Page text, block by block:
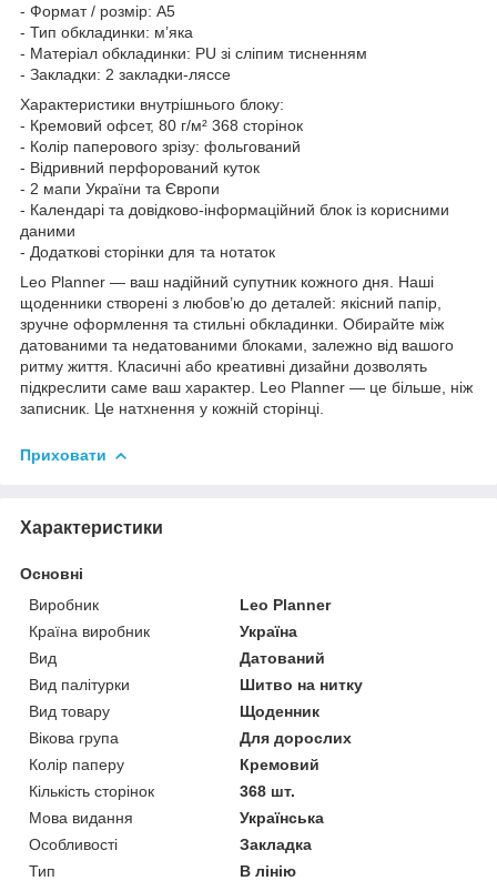
- Формат / розмір: A5
- Тип обкладинки: м’яка
- Матеріал обкладинки: PU зі сліпим тисненням
- Закладки: 2 закладки-ляссе
Характеристики внутрішнього блоку:
- Кремовий офсет, 80 г/м² 368 сторінок
- Колір паперового зрізу: фольгований
- Відривний перфорований куток
- 2 мапи України та Європи
- Календарі та довідково-інформаційний блок із корисними
даними
- Додаткові сторінки для та нотаток
Leo Planner — ваш надійний супутник кожного дня. Наші
щоденники створені з любов’ю до деталей: якісний папір,
зручне оформлення та стильні обкладинки. Обирайте між
датованими та недатованими блоками, залежно від вашого
ритму життя. Класичні або креативні дизайни дозволять
підкреслити саме ваш характер. Leo Planner — це більше, ніж
записник. Це натхнення у кожній сторінці.
Приховати
Характеристики
Основні
Виробник
Leo Planner
Країна виробник
Україна
Вид
Датований
Вид палітурки
Шитво на нитку
Вид товару
Щоденник
Вікова група
Для дорослих
Колір паперу
Кремовий
Кількість сторінок
368 шт.
Мова видання
Українська
Особливості
Закладка
Тип
В лінію